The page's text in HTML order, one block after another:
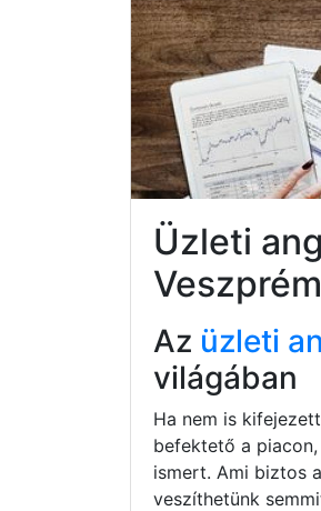
Üzleti
Az üzleti
világában
Ha nem is
befektető a
ismert. Ami biztos
veszíthetünk